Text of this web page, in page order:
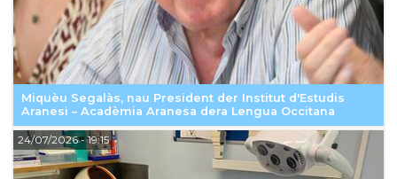
Miquèu Segalàs, nau President der Institut d'Estudis
Aranesi – Acadèmia Aranesa dera Lengua Occitana
24/07/2026- 19:15